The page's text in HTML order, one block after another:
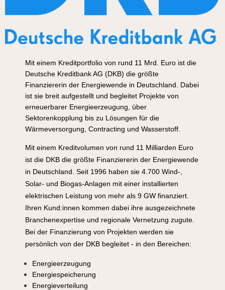
Mit einem Kreditportfolio von rund 11 Mrd. Euro ist die
Deutsche Kreditbank AG (DKB) die größte
Finanziererin der Energiewende in Deutschland. Dabei
ist sie breit aufgestellt und begleitet Projekte von
erneuerbarer Energieerzeugung, über
Sektorenkopplung bis zu Lösungen für die
Wärmeversorgung, Contracting und Wasserstoff.
Mit einem Kreditvolumen von rund 11 Milliarden Euro
ist die DKB die größte Finanziererin der Energiewende
in Deutschland. Seit 1996 haben sie 4.700 Wind-,
Solar- und Biogas-Anlagen mit einer installierten
elektrischen Leistung von mehr als 9 GW finanziert.
Ihren Kund:innen kommen dabei ihre ausgezeichnete
Branchenexpertise und regionale Vernetzung zugute.
Bei der Finanzierung von Projekten werden sie
persönlich von der DKB begleitet - in den Bereichen:
Energieerzeugung
Energiespeicherung
Energieverteilung